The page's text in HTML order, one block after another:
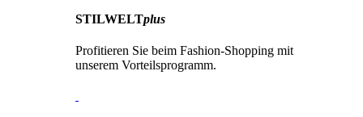
STILWELTplus
Profitieren Sie beim Fashion-Shopping mit
unserem Vorteilsprogramm.